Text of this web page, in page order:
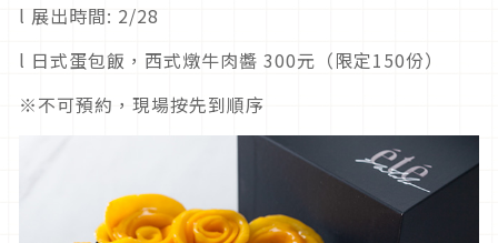
l 展出時間: 2/28
l 日式蛋包飯，西式燉牛肉醬 300元（限定150份）
※不可預約，現場按先到順序